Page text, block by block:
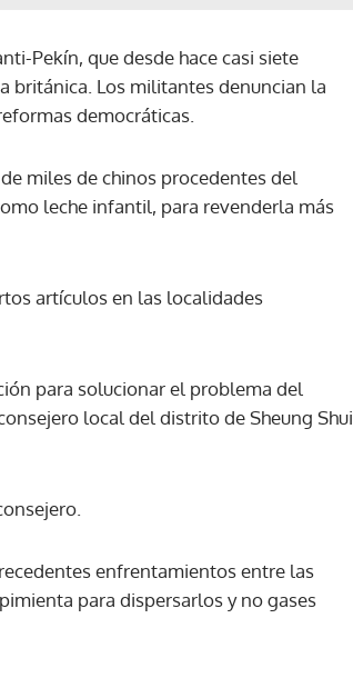
Pekín, que desde hace casi siete
británica. Los militantes denuncian la
democráticas.
miles de chinos procedentes del
leche infantil, para revenderla más
artículos en las localidades
para solucionar el problema del
local del distrito de Sheung Shui
enfrentamientos entre las
para dispersarlos y no gases